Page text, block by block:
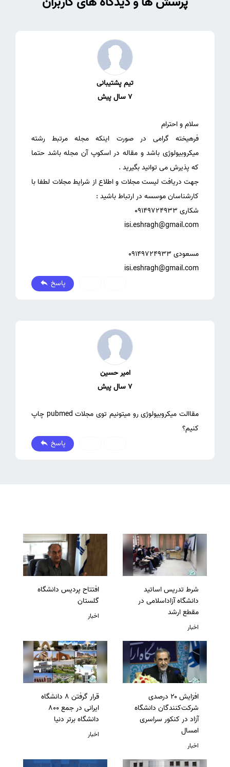
تیم پشتیبانی
7 سال پیش
فرهیخته گرامی در صورت اینکه مجله مرتبط رشته
میکروبیولوژی باشد و مقاله در اسکوپ آن مجله باشد حتما
جهت دریافت لیست مجلات و اطلاع از شرایط مجلات لطفا با
isi.eshragh@gmail.com
پاسخ
امیر حسین
7 سال پیش
مقاالت میکروبیولوژی رو میتونیم توی مجلات pubmed چاپ
کنیم؟
پاسخ
شرط تدریس اساتید
دانشگاه آزاداسلامی در
مقطع ارشد
اخبار
افتتاح پردیس دانشگاه
گلستان
اخبار
افزایش ۲۰ درصدی
شرکت‌کنندگان دانشگاه
آزاد در کنکور سراسری
امسال
اخبار
قرار گرفتن 8 دانشگاه
ایرانی در جمع 800
دانشگاه برتر دنیا
اخبار